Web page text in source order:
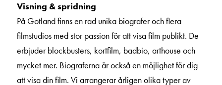
Visning & spridning
På Gotland finns en rad unika biografer och flera
filmstudios med stor passion för att visa film publikt. De
erbjuder blockbusters, kortfilm, badbio, arthouse och
mycket mer. Biograferna är också en möjlighet för dig
att visa din film. Vi arrangerar årligen olika typer av